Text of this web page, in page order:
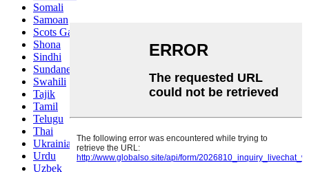
Somali
Samoan
Scots Gaelic
Shona
Sindhi
Sundanese
Swahili
Tajik
Tamil
Telugu
Thai
Ukrainian
Urdu
Uzbek